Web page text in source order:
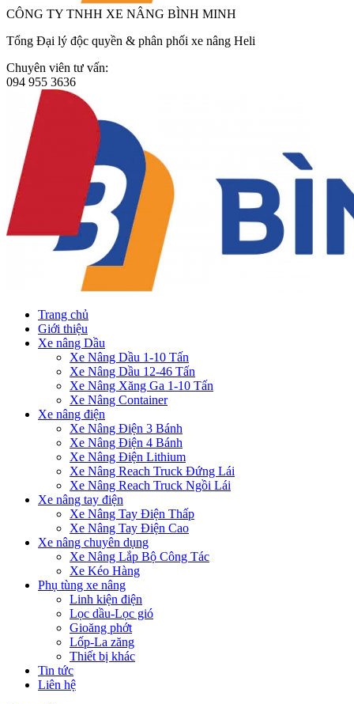
CÔNG TY TNHH XE NÂNG BÌNH MINH
Tổng Đại lý độc quyền & phân phối xe nâng Heli
Chuyên viên tư vấn:
094 955 3636
Trang chủ
Giới thiệu
Xe nâng Dầu
Xe Nâng Dầu 1-10 Tấn
Xe Nâng Dầu 12-46 Tấn
Xe Nâng Xăng Ga 1-10 Tấn
Xe Nâng Container
Xe nâng điện
Xe Nâng Điện 3 Bánh
Xe Nâng Điện 4 Bánh
Xe Nâng Điện Lithium
Xe Nâng Reach Truck Đứng Lái
Xe Nâng Reach Truck Ngồi Lái
Xe nâng tay điện
Xe Nâng Tay Điện Thấp
Xe Nâng Tay Điện Cao
Xe nâng chuyên dụng
Xe Nâng Lắp Bộ Công Tác
Xe Kéo Hàng
Phụ tùng xe nâng
Linh kiện điện
Lọc dầu-Lọc gió
Gioăng phớt
Lốp-La zăng
Thiết bị khác
Tin tức
Liên hệ